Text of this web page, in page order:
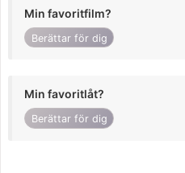
Min favoritfilm?
Berättar för dig
Min favoritlåt?
Berättar för dig